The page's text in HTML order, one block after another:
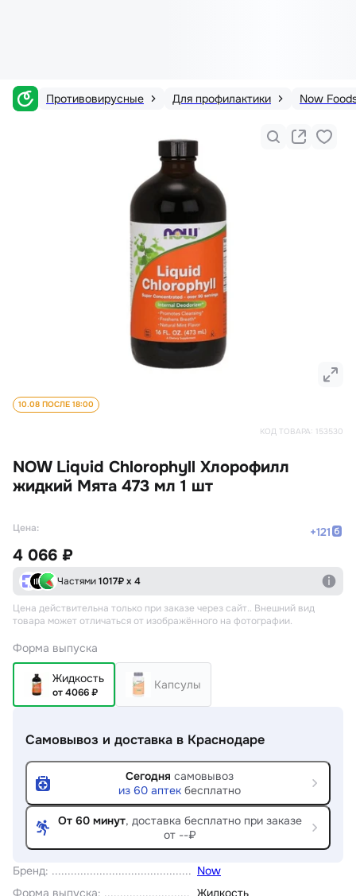
Противовирусные Для профилактики Now
КОД ТОВАРА: 153530
NOW Liquid Chlorophyll Хлорофилл
жидкий Мята 473 мл 1 шт
10.08 ПОСЛЕ 18:00
Бренд:
Now
Цена: +121
4 066 ₽
Частями1017₽ х 4
Цена действительна только при заказе через сайт.. Внешний вид
товара может отличаться от изображённого на фотографии.
Форма выпуска
Жидкость
от 4066 ₽
Капсулы
Самовывоз и доставка в Краснодаре
Сегодня самовывоз
из 60 аптек бесплатно
От 60 минут, доставка бесплатно при заказе
от --₽